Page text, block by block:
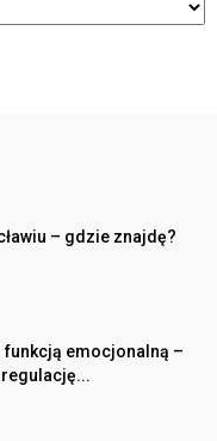
– gdzie znajdę?
emocjonalną –